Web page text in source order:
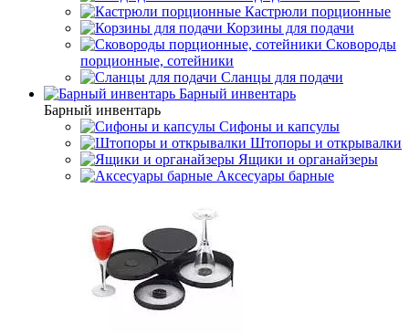
Кастрюли порционные
Корзины для подачи
Сковороды
порционные, сотейники
Сланцы для подачи
Барный инвентарь
Барный инвентарь
Сифоны и капсулы
Штопоры и открывалки
Ящики и органайзеры
Аксесуары барные